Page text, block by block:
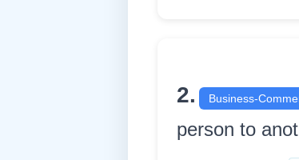
2. Business-
person to